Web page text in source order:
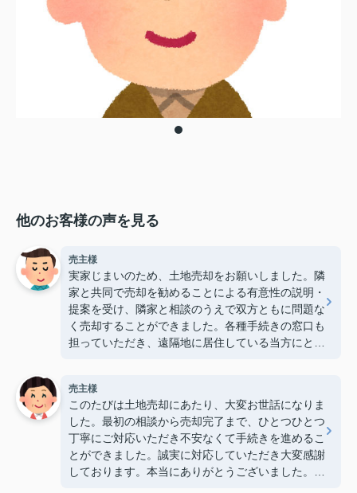
他のお客様の声を見る
売主様
実家じまいのため、土地売却をお願いしました。隣
家と共同で売却を勧めることによる有意性の説明・
提案を受け、隣家と相談のうえで双方ともに問題な
く売却することができました。各種手続きの窓口も
担っていただき、遠隔地に居住している当方にとっ
売主様
このたびは土地売却にあたり、大変お世話になりま
した。最初の相談から売却完了まで、ひとつひとつ
丁寧にご対応いただき不安なくて手続きを進めるこ
とができました。誠実に対応していただき大変感謝
しております。本当にありがとうございました。